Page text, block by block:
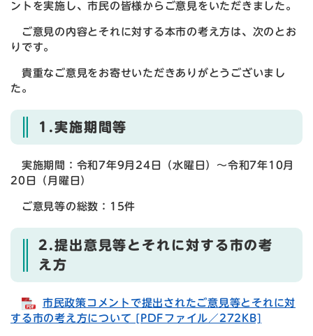
ントを実施し、市民の皆様からご意見をいただきました。
ご意見の内容とそれに対する本市の考え方は、次のとお
りです。
貴重なご意見をお寄せいただきありがとうございまし
た。
1.実施期間等
実施期間：令和7年9月24日（水曜日）～令和7年10月
20日（月曜日）
ご意見等の総数：15件
2.提出意見等とそれに対する市の考
え方
市民政策コメントで提出されたご意見等とそれに対
する市の考え方について [PDFファイル／272KB]